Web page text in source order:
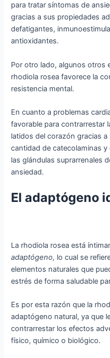
para tratar síntomas de
gracias a sus propiedades
defatigantes,
antioxidantes.
Por otro lado, algunos otros
rhodiola rosea favorece la
resistencia mental.
En cuanto a problemas
favorable para contrarrestar
latidos del corazón gracias
cantidad de catecolaminas
las glándulas suprarrenales
ansiedad.
El adaptógeno
La rhodiola rosea está
adaptógeno, lo cual se
elementos naturales que
estrés de forma saludable
Es por esta razón que la
adaptógeno natural, ya que
contrarrestar los efectos
físico, químico o biológico.